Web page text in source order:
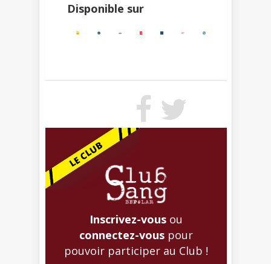
Disponible sur
Inscrivez-vous ou
connectez-vous pour
pouvoir participer au Club !